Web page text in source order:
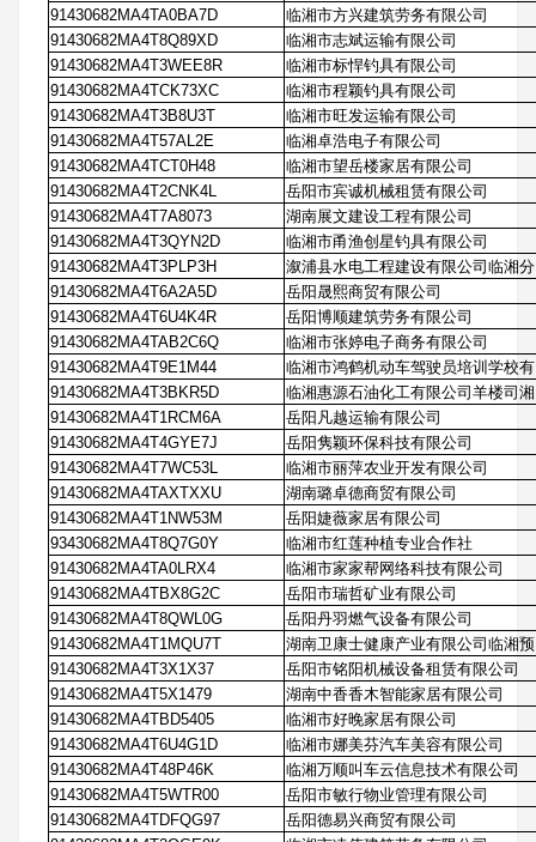
91430682MA4TA0BA7D
临湘市方兴建筑劳务有限公司
91430682MA4T8Q89XD
临湘市志斌运输有限公司
91430682MA4T3WEE8R
临湘市标悍钓具有限公司
91430682MA4TCK73XC
临湘市程颖钓具有限公司
91430682MA4T3B8U3T
临湘市旺发运输有限公司
91430682MA4T57AL2E
临湘卓浩电子有限公司
91430682MA4TCT0H48
临湘市望岳楼家居有限公司
91430682MA4T2CNK4L
岳阳市宾诚机械租赁有限公司
91430682MA4T7A8073
湖南展文建设工程有限公司
91430682MA4T3QYN2D
临湘市甬渔创星钓具有限公司
91430682MA4T3PLP3H
溆浦县水电工程建设有限公司临湘分
91430682MA4T6A2A5D
岳阳晟熙商贸有限公司
91430682MA4T6U4K4R
岳阳博顺建筑劳务有限公司
91430682MA4TAB2C6Q
临湘市张婷电子商务有限公司
91430682MA4T9E1M44
临湘市鸿鹤机动车驾驶员培训学校有
91430682MA4T3BKR5D
临湘惠源石油化工有限公司羊楼司湘
91430682MA4T1RCM6A
岳阳凡越运输有限公司
91430682MA4T4GYE7J
岳阳隽颖环保科技有限公司
91430682MA4T7WC53L
临湘市丽萍农业开发有限公司
91430682MA4TAXTXXU
湖南璐卓德商贸有限公司
91430682MA4T1NW53M
岳阳婕薇家居有限公司
93430682MA4T8Q7G0Y
临湘市红莲种植专业合作社
91430682MA4TA0LRX4
临湘市家家帮网络科技有限公司
91430682MA4TBX8G2C
岳阳市瑞哲矿业有限公司
91430682MA4T8QWL0G
岳阳丹羽燃气设备有限公司
91430682MA4T1MQU7T
湖南卫康士健康产业有限公司临湘预
91430682MA4T3X1X37
岳阳市铭阳机械设备租赁有限公司
91430682MA4T5X1479
湖南中香香木智能家居有限公司
91430682MA4TBD5405
临湘市好晚家居有限公司
91430682MA4T6U4G1D
临湘市娜美芬汽车美容有限公司
91430682MA4T48P46K
临湘万顺叫车云信息技术有限公司
91430682MA4T5WTR00
岳阳市敏行物业管理有限公司
91430682MA4TDFQG97
岳阳德易兴商贸有限公司